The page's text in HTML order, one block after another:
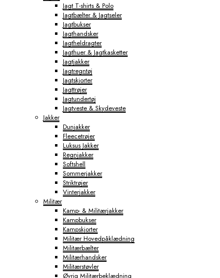
Jagt T-shirts & Polo
Jagtbælter & Jagtseler
Jagtbukser
Jagthandsker
Jagtheldragter
Jagthuer & Jagtkasketter
Jagtjakker
Jagtregntøj
Jagtskjorter
Jagttrøjer
Jagtundertøj
Jagtveste & Skydeveste
Jakker
Dunjakker
Fleecetrøjer
Luksus Jakker
Regnjakker
Softshell
Sommerjakker
Striktrøjer
Vinterjakker
Militær
Kamp- & Militærjakker
Kampbukser
Kampskjorter
Militær Hovedpåklædning
Militærbælter
Militærhandsker
Militærstøvler
Øvrig Militærbeklædning